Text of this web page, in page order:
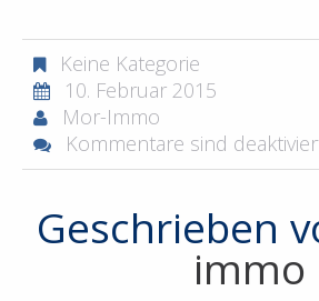
Keine Kategorie
10. Februar 2015
Mor-Immo
Kommentare sind
Geschrieben
immo